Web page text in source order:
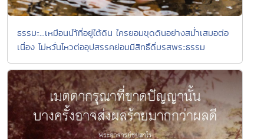
ธรรมะ...เหมือนนำ้ที่อยู่ใต้ดิน ใครยอมขุดดินอย่างสม่ำเสมอต่อ
เนื่อง ไม่หวั่นไหวต่ออุปสรรคย่อมมีสิทธิ์ดื่มรสพระธรรม